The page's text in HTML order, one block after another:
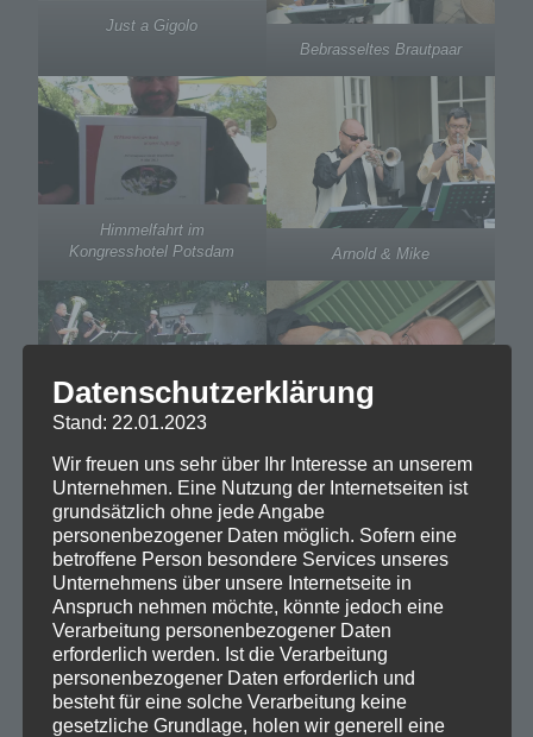
Just a Gigolo
Bebrasseltes Brautpaar
Himmelfahrt im
Kongresshotel Potsdam
Arnold & Mike
Rosamunde
Gummi-Mambo
Europahymne
Böhmischer Traum
Datenschutzerklärung
Stand: 22.01.2023
Wir freuen uns sehr über Ihr Interesse an unserem
Unternehmen. Eine Nutzung der Internetseiten ist
grundsätzlich ohne jede Angabe
personenbezogener Daten möglich. Sofern eine
betroffene Person besondere Services unseres
Unternehmens über unsere Internetseite in
Anspruch nehmen möchte, könnte jedoch eine
Verarbeitung personenbezogener Daten
erforderlich werden. Ist die Verarbeitung
personenbezogener Daten erforderlich und
besteht für eine solche Verarbeitung keine
gesetzliche Grundlage, holen wir generell eine